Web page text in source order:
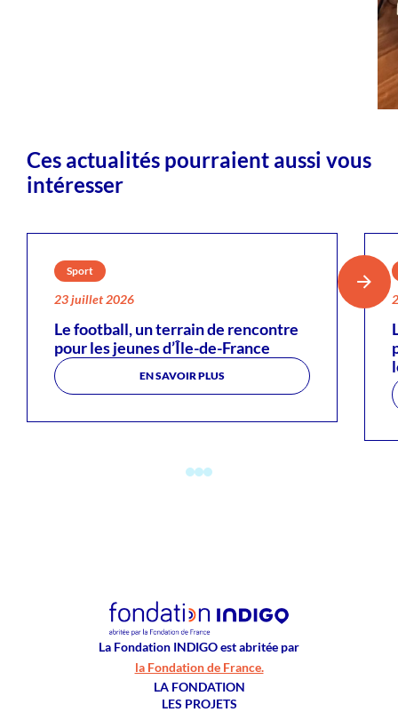
Ces actualités pourraient aussi vous
intéresser
Sport
23 juillet 2026
Le football, un terrain de rencontre
pour les jeunes d’Île-de-France
EN SAVOIR PLUS
La Fondation INDIGO est abritée par
la Fondation de France.
LA FONDATION
LES PROJETS